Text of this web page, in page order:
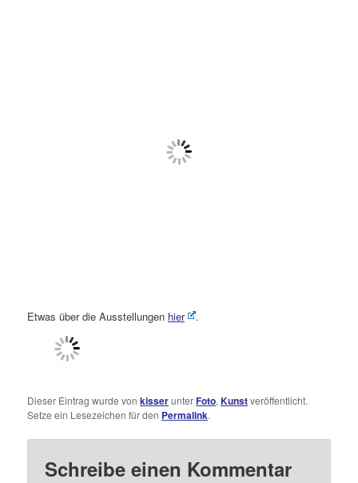
Etwas über die Ausstellungen hier .
Dieser Eintrag wurde vonkisserunterFoto,Kunstveröffentlicht.
Setze ein Lesezeichen für den Permalink.
Schreibe einen Kommentar